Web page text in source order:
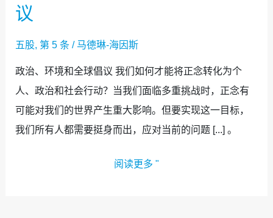
议
五股, 第 5 条 / 马德琳-海因斯
政治、环境和全球倡议 我们如何才能将正念转化为个
人、政治和社会行动？当我们面临多重挑战时，正念有
可能对我们的世界产生重大影响。但要实现这一目标，
我们所有人都需要挺身而出，应对当前的问题 [...] 。
阅读更多 "